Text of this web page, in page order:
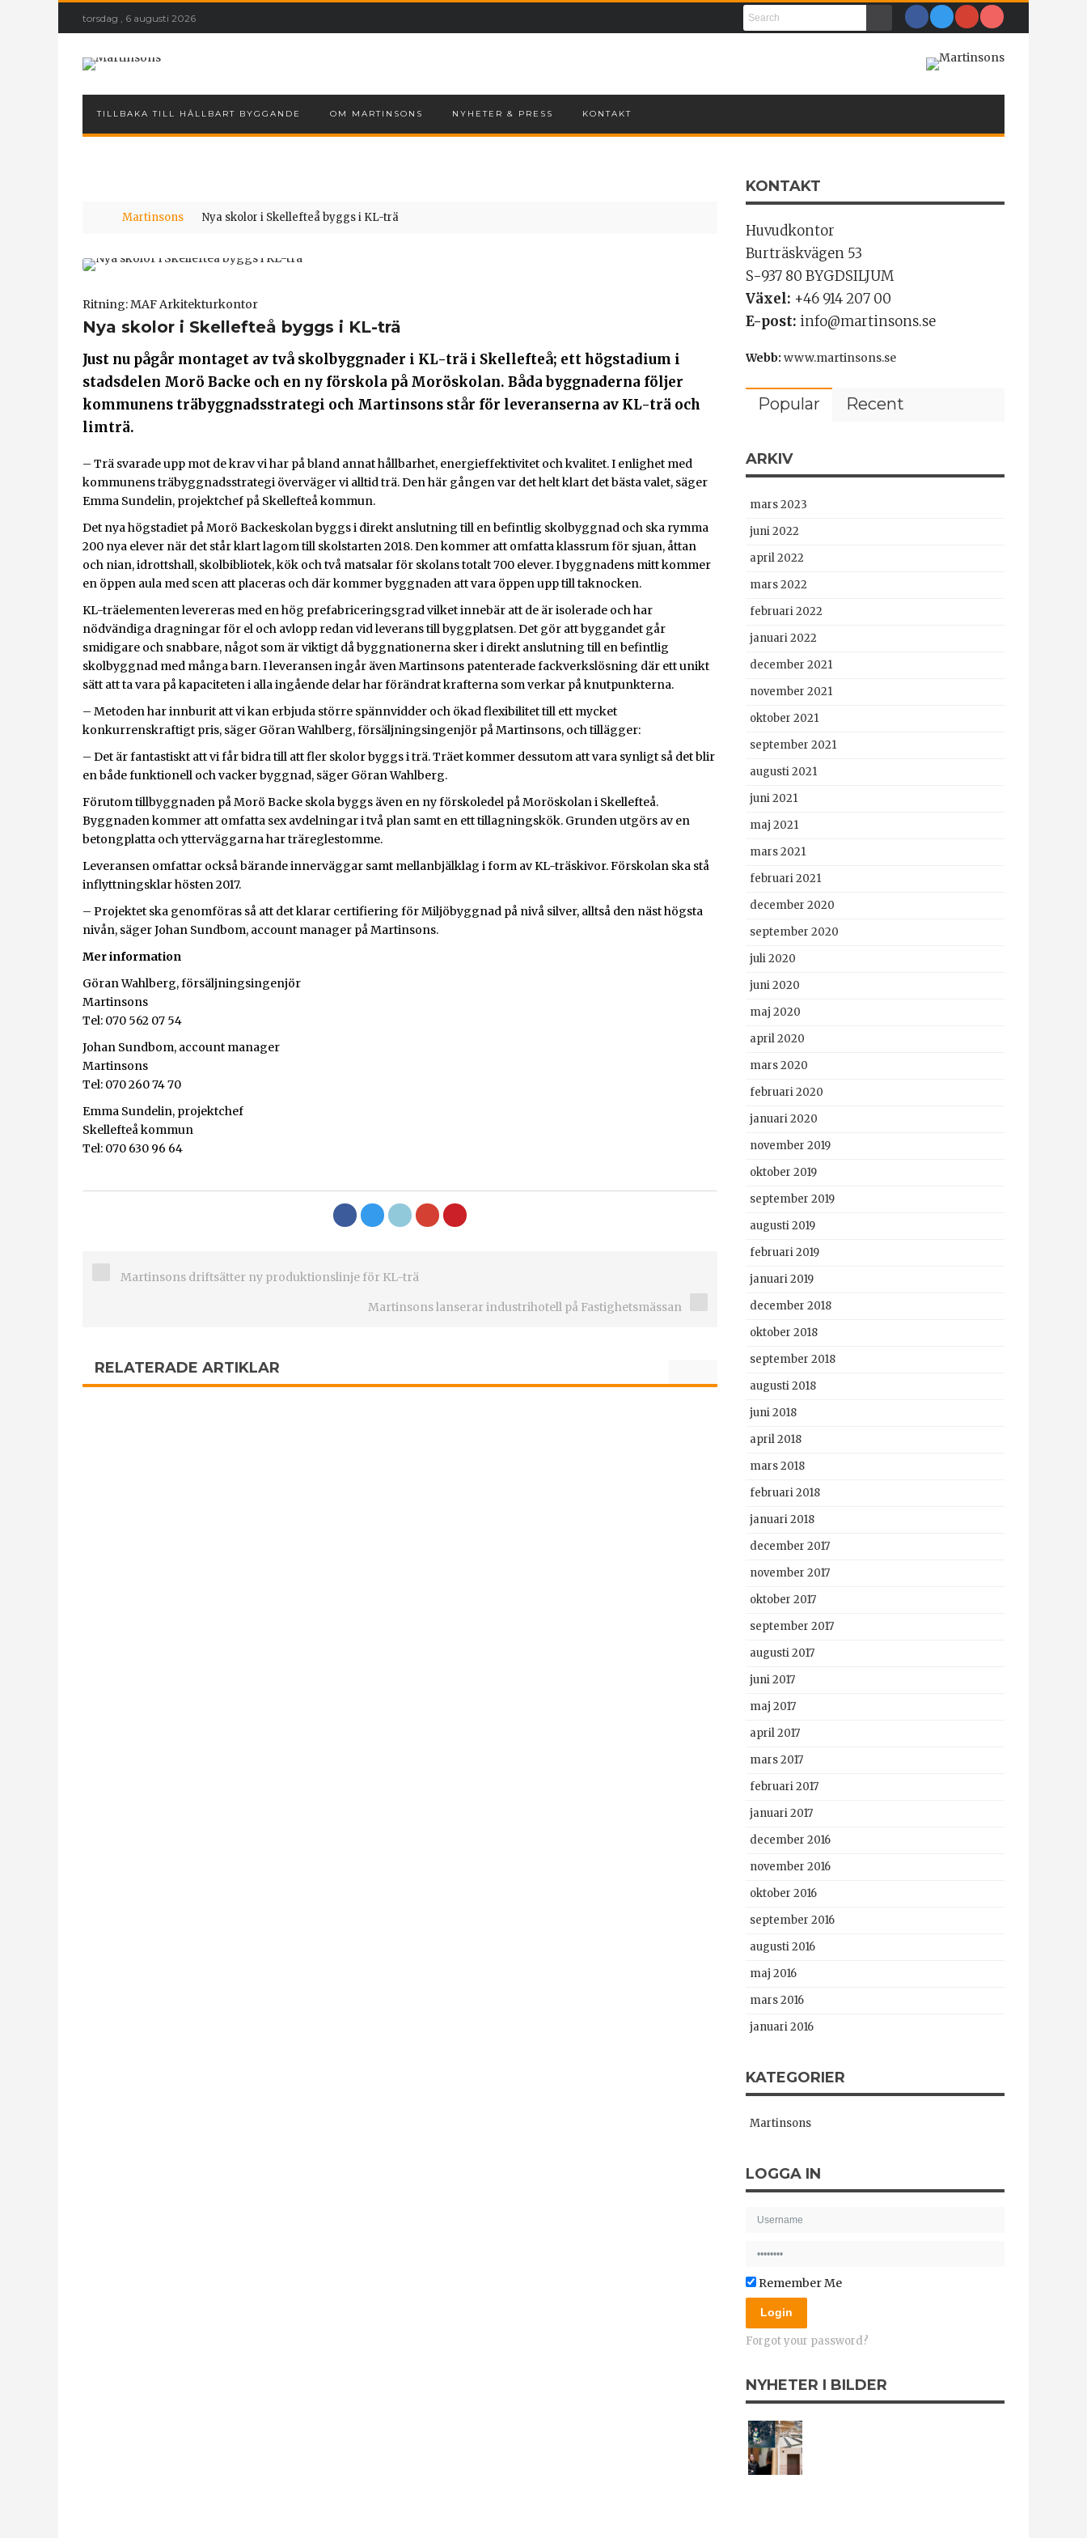
torsdag , 6 augusti 2026
TILLBAKA TILL HÅLLBART BYGGANDE OM MARTINSONS NYHETER & PRESS KONTAKT
Martinsons Nya skolor i Skellefteå byggs i KL-trä
Ritning: MAF Arkitekturkontor
Nya skolor i Skellefteå byggs i KL-trä
Just nu pågår montaget av två skolbyggnader i KL-trä i Skellefteå; ett högstadium i
stadsdelen Morö Backe och en ny förskola på Moröskolan. Båda byggnaderna följer
kommunens träbyggnadsstrategi och Martinsons står för leveranserna av KL-trä och
limträ.
– Trä svarade upp mot de krav vi har på bland annat hållbarhet, energieffektivitet och kvalitet. I enlighet med
kommunens träbyggnadsstrategi överväger vi alltid trä. Den här gången var det helt klart det bästa valet, säger
Emma Sundelin, projektchef på Skellefteå kommun.
Det nya högstadiet på Morö Backeskolan byggs i direkt anslutning till en befintlig skolbyggnad och ska rymma
200 nya elever när det står klart lagom till skolstarten 2018. Den kommer att omfatta klassrum för sjuan, åttan
och nian, idrottshall, skolbibliotek, kök och två matsalar för skolans totalt 700 elever. I byggnadens mitt kommer
en öppen aula med scen att placeras och där kommer byggnaden att vara öppen upp till taknocken.
KL-träelementen levereras med en hög prefabriceringsgrad vilket innebär att de är isolerade och har
nödvändiga dragningar för el och avlopp redan vid leverans till byggplatsen. Det gör att byggandet går
smidigare och snabbare, något som är viktigt då byggnationerna sker i direkt anslutning till en befintlig
skolbyggnad med många barn. I leveransen ingår även Martinsons patenterade fackverkslösning där ett unikt
sätt att ta vara på kapaciteten i alla ingående delar har förändrat krafterna som verkar på knutpunkterna.
– Metoden har innburit att vi kan erbjuda större spännvidder och ökad flexibilitet till ett mycket
konkurrenskraftigt pris, säger Göran Wahlberg, försäljningsingenjör på Martinsons, och tillägger:
– Det är fantastiskt att vi får bidra till att fler skolor byggs i trä. Träet kommer dessutom att vara synligt så det blir
en både funktionell och vacker byggnad, säger Göran Wahlberg.
Förutom tillbyggnaden på Morö Backe skola byggs även en ny förskoledel på Moröskolan i Skellefteå.
Byggnaden kommer att omfatta sex avdelningar i två plan samt en ett tillagningskök. Grunden utgörs av en
betongplatta och ytterväggarna har träreglestomme.
Leveransen omfattar också bärande innerväggar samt mellanbjälklag i form av KL-träskivor. Förskolan ska stå
inflyttningsklar hösten 2017.
– Projektet ska genomföras så att det klarar certifiering för Miljöbyggnad på nivå silver, alltså den näst högsta
nivån, säger Johan Sundbom, account manager på Martinsons.
Mer information
Göran Wahlberg, försäljningsingenjör
Martinsons
Tel: 070 562 07 54
Johan Sundbom, account manager
Martinsons
Tel: 070 260 74 70
Emma Sundelin, projektchef
Skellefteå kommun
Tel: 070 630 96 64
Martinsons driftsätter ny produktionslinje för KL-trä
Martinsons lanserar industrihotell på Fastighetsmässan
RELATERADE ARTIKLAR
KONTAKT
Huvudkontor
Burträskvägen 53
S-937 80 BYGDSILJUM
Växel: +46 914 207 00
E-post: info@martinsons.se
Webb: www.martinsons.se
Popular Recent
ARKIV
mars 2023
juni 2022
april 2022
mars 2022
februari 2022
januari 2022
december 2021
november 2021
oktober 2021
september 2021
augusti 2021
juni 2021
maj 2021
mars 2021
februari 2021
december 2020
september 2020
juli 2020
juni 2020
maj 2020
april 2020
mars 2020
februari 2020
januari 2020
november 2019
oktober 2019
september 2019
augusti 2019
februari 2019
januari 2019
december 2018
oktober 2018
september 2018
augusti 2018
juni 2018
april 2018
mars 2018
februari 2018
januari 2018
december 2017
november 2017
oktober 2017
september 2017
augusti 2017
juni 2017
maj 2017
april 2017
mars 2017
februari 2017
januari 2017
december 2016
november 2016
oktober 2016
september 2016
augusti 2016
maj 2016
mars 2016
januari 2016
KATEGORIER
Martinsons
LOGGA IN
Remember Me
Login
Forgot your password?
NYHETER I BILDER